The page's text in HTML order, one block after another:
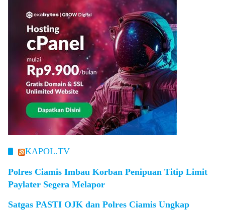
KAPOL.TV
Polres Ciamis Imbau Korban Penipuan Titip Limit
Paylater Segera Melapor
Satgas PASTI OJK dan Polres Ciamis Ungkap